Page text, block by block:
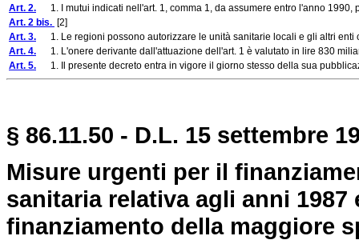
Art. 2. 1. I mutui indicati nell'art. 1, comma 1, da assumere entro l'anno 1990,
Art. 2 bis. [2]
Art. 3. 1. Le regioni possono autorizzare le unità sanitarie locali e gli altri enti
Art. 4. 1. L'onere derivante dall'attuazione dell'art. 1 è valutato in lire 830
Art. 5. 1. Il presente decreto entra in vigore il giorno stesso della sua
§ 86.11.50 - D.L. 15 settembre
Misure urgenti per il
sanitaria relativa agli anni
finanziamento della maggiore